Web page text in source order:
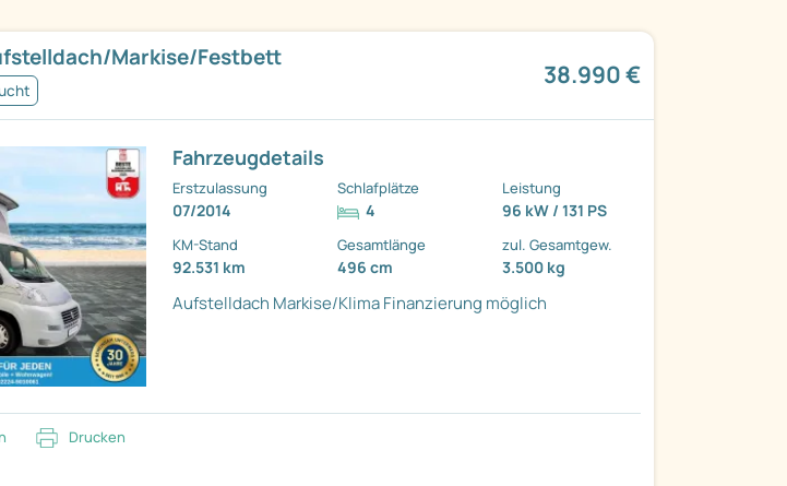
Markise/Festbett
38.990 €
Fahrzeugdetails
Erstzulassung
07/2014
Schlafplätze
4
Leistung
96 kW / 131 PS
KM-Stand
92.531 km
Gesamtlänge
496 cm
zul. Gesamtgew.
3.500 kg
Aufstelldach Markise/KlimaFinanzierung möglich
Drucken